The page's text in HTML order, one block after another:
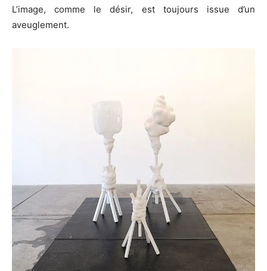
L’image, comme le désir, est toujours issue d’un
aveuglement.